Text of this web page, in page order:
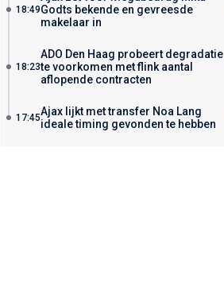
18:49Godts bekende en gevreesde
makelaar in
18:23
ADO Den Haag probeert degradatie
te voorkomen met flink aantal
aflopende contracten
17:45Ajax lijkt met transfer Noa Lang
ideale timing gevonden te hebben